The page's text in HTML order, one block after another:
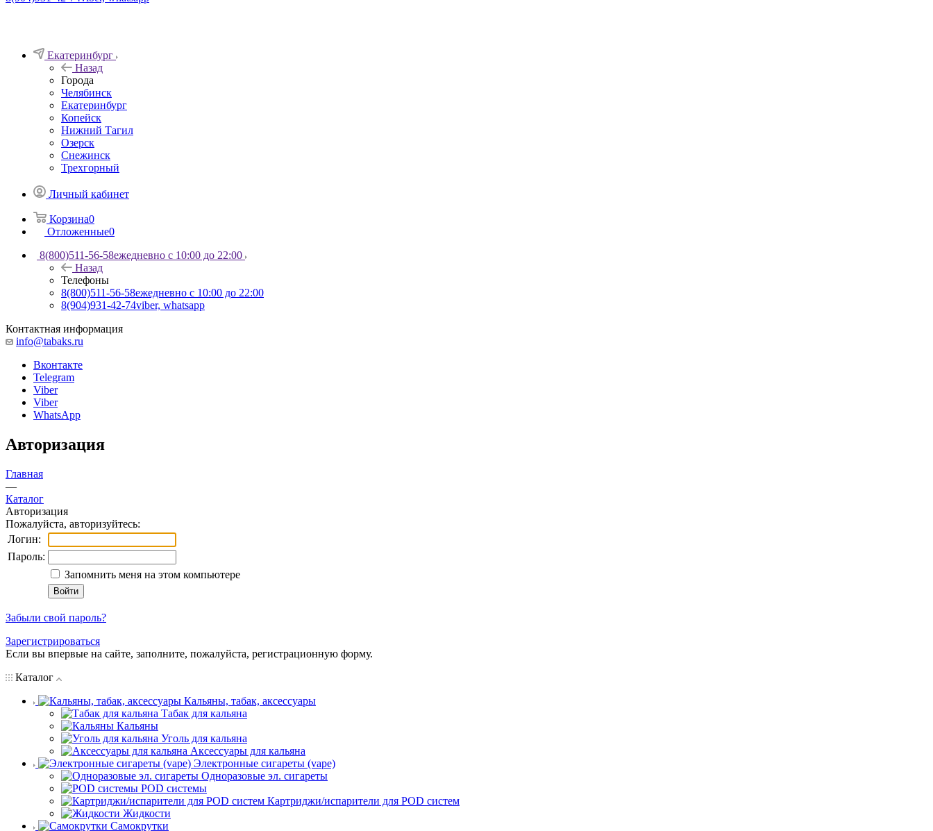
Екатеринбург
Назад
Города
Челябинск
Екатеринбург
Копейск
Нижний Тагил
Озерск
Снежинск
Трехгорный
Личный кабинет
Корзина0
Отложенные0
8(800)511-56-58ежедневно с 10:00 до 22:00
Назад
Телефоны
8(800)511-56-58ежедневно с 10:00 до 22:00
8(904)931-42-74viber, whatsapp
Контактная информация
info@tabaks.ru
Вконтакте
Telegram
Viber
Viber
WhatsApp
Авторизация
Главная
—
Каталог
Авторизация
Пожалуйста, авторизуйтесь:
Логин:
Пароль:
Запомнить меня на этом компьютере
Забыли свой пароль?
Зарегистрироваться
Если вы впервые на сайте, заполните, пожалуйста, регистрационную форму.
Каталог
Кальяны, табак, аксессуары
Табак для кальяна
Кальяны
Уголь для кальяна
Аксессуары для кальяна
Электронные сигареты (vape)
Одноразовые эл. сигареты
POD системы
Картриджи/испарители для POD систем
Жидкости
Самокрутки